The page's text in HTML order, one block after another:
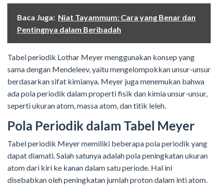
Baca Juga: Niat Tayammum: Cara yang Benar dan
Pentingnya dalam Beribadah
Tabel periodik Lothar Meyer menggunakan konsep yang
sama dengan Mendeleev, yaitu mengelompokkan unsur-unsur
berdasarkan sifat kimianya. Meyer juga menemukan bahwa
ada pola periodik dalam properti fisik dan kimia unsur-unsur,
seperti ukuran atom, massa atom, dan titik leleh.
Pola Periodik dalam Tabel Meyer
Tabel periodik Meyer memiliki beberapa pola periodik yang
dapat diamati. Salah satunya adalah pola peningkatan ukuran
atom dari kiri ke kanan dalam satu periode. Hal ini
disebabkan oleh peningkatan jumlah proton dalam inti atom.